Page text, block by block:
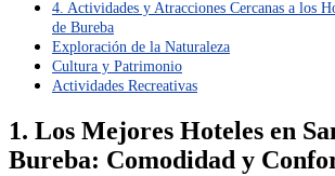
4. Actividades y Atracciones Cercanas a los
de Bureba
Exploración de la Naturaleza
Cultura y Patrimonio
Actividades Recreativas
1. Los Mejores Hoteles en
Bureba: Comodidad y